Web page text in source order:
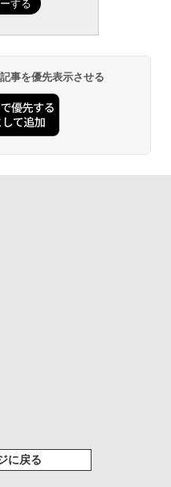
事を優先表示させる
に戻る